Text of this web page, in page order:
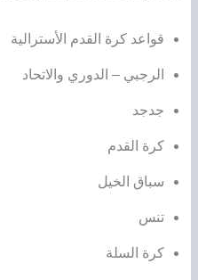
قواعد كرة القدم الأسترالية
الرجبي – الدوري والاتحاد
جدجد
كرة القدم
سباق الخيل
تنس
كرة السلة